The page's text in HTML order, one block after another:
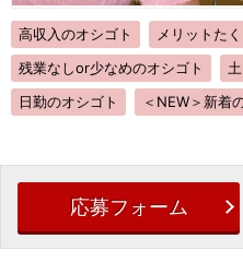
高収入のオシゴト
メリットた
残業なしor少なめのオシゴト
日勤のオシゴト
＜NEW＞新着
応募フォーム